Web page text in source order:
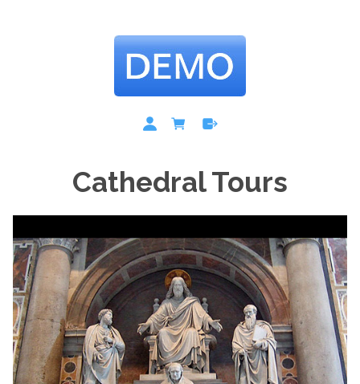
Cathedral Tours